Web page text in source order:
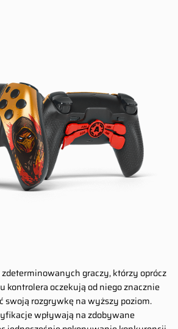
graczy, którzy oprócz
kontrolera oczekują od niego znacznie
swoją rozgrywkę na wyższy poziom.
wpływają na zdobywane